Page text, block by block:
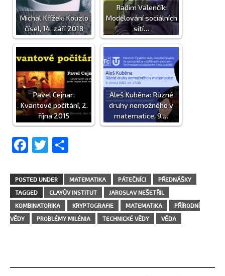
Michal Křížek: Kouzlo
čísel, 14. září 2018
Radim Valenčík:
Modelování sociálních
sítí…
Pavel Cejnar:
Kvantové počítání, 2.
října 2015
Aleš Kuběna: Různé
druhy nemožného v
matematice, 9.…
Facebook
Twitter
POSTED UNDER MATEMATIKA PÁTEČNÍCI
PŘEDNÁŠKY
TAGGED
CLAYŮV INSTITUT
JAROSLAV NEŠETŘIL
KOMBINATORIKA
KRYPTOGRAFIE MATEMATIKA
PŘÍRODNÍ
VĚDY
PROBLÉMY MILÉNIA TECHNICKÉ VĚDY VĚDA